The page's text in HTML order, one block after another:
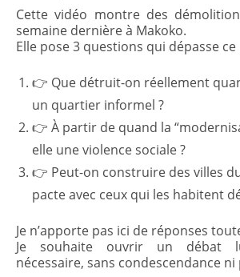
Cette vidéo montre des
semaine dernière à Makoko.
Elle pose 3 questions qui dépasse ce
👉 Que détruit-on réellement
un quartier informel ?
👉 À partir de quand la
elle une violence sociale ?
👉 Peut-on construire des villes
pacte avec ceux qui les habitent
Je n’apporte pas ici de réponses
Je souhaite ouvrir un débat
nécessaire, sans condescendance